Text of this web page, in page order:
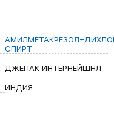
СПИРТ
ДЖЕПАК ИНТЕРНЕЙШНЛ
ИНДИЯ